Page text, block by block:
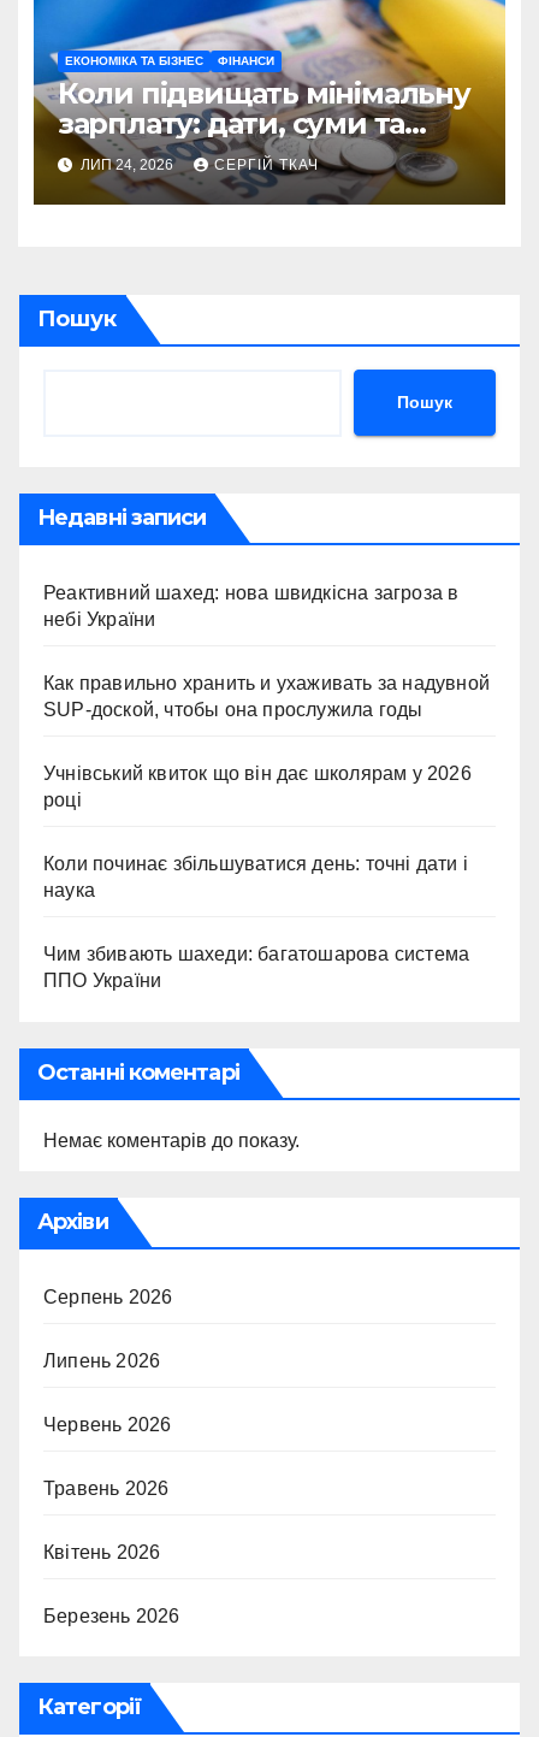
ЕКОНОМІКА ТА БІЗНЕС ФІНАНСИ
Коли підвищать мінімальну
зарплату: дати, суми та
реальні перспективи
ЛИП 24, 2026 СЕРГІЙ ТКАЧ
Пошук
Пошук
Недавні записи
Реактивний шахед: нова швидкісна загроза в
небі України
Как правильно хранить и ухаживать за надувной
SUP-доской, чтобы она прослужила годы
Учнівський квиток що він дає школярам у 2026
році
Коли починає збільшуватися день: точні дати і
наука
Чим збивають шахеди: багатошарова система
ППО України
Останні коментарі
Немає коментарів до показу.
Архіви
Серпень 2026
Липень 2026
Червень 2026
Травень 2026
Квітень 2026
Березень 2026
Категорії